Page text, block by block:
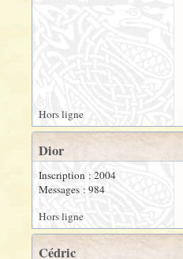
Hors ligne
Dior
Inscription : 2004
Messages : 984
Hors ligne
Cédric